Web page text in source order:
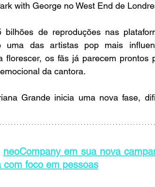
with George no West End de
de reproduções nas
uma das artistas pop mais
florescer, os fãs já parecem
da cantora.
Grande inicia uma nova fase,
neoCompany em sua nova
foco em pessoas